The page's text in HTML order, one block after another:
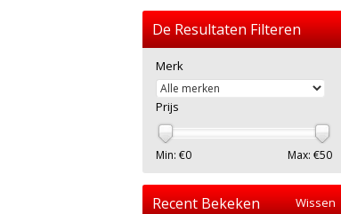
De Resultaten Filteren
Merk
Prijs
Min: €0 Max: €50
Recent Bekeken Wissen